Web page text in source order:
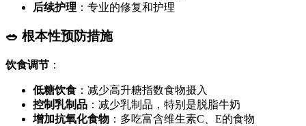
后续护理 ：专业的修复和护理
🥗 根本性预防措施
饮食调节 ：
低糖饮食 ：减少高升糖指数食物摄入
控制乳制品 ：减少乳制品，特别是脱脂牛奶
增加抗氧化食物 ：多吃富含维生素C、E的食物